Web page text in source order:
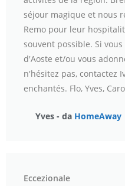
séjour magique et nous
Remo pour leur
souvent possible. Si
d'Aoste et/ou vous
n'hésitez pas, contactez
enchantés. Flo, Yves,
Yves - da HomeAway
Eccezionale